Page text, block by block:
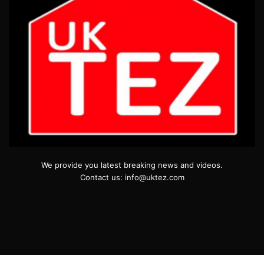
We provide you latest breaking news and videos.
Contact us: info@uktez.com